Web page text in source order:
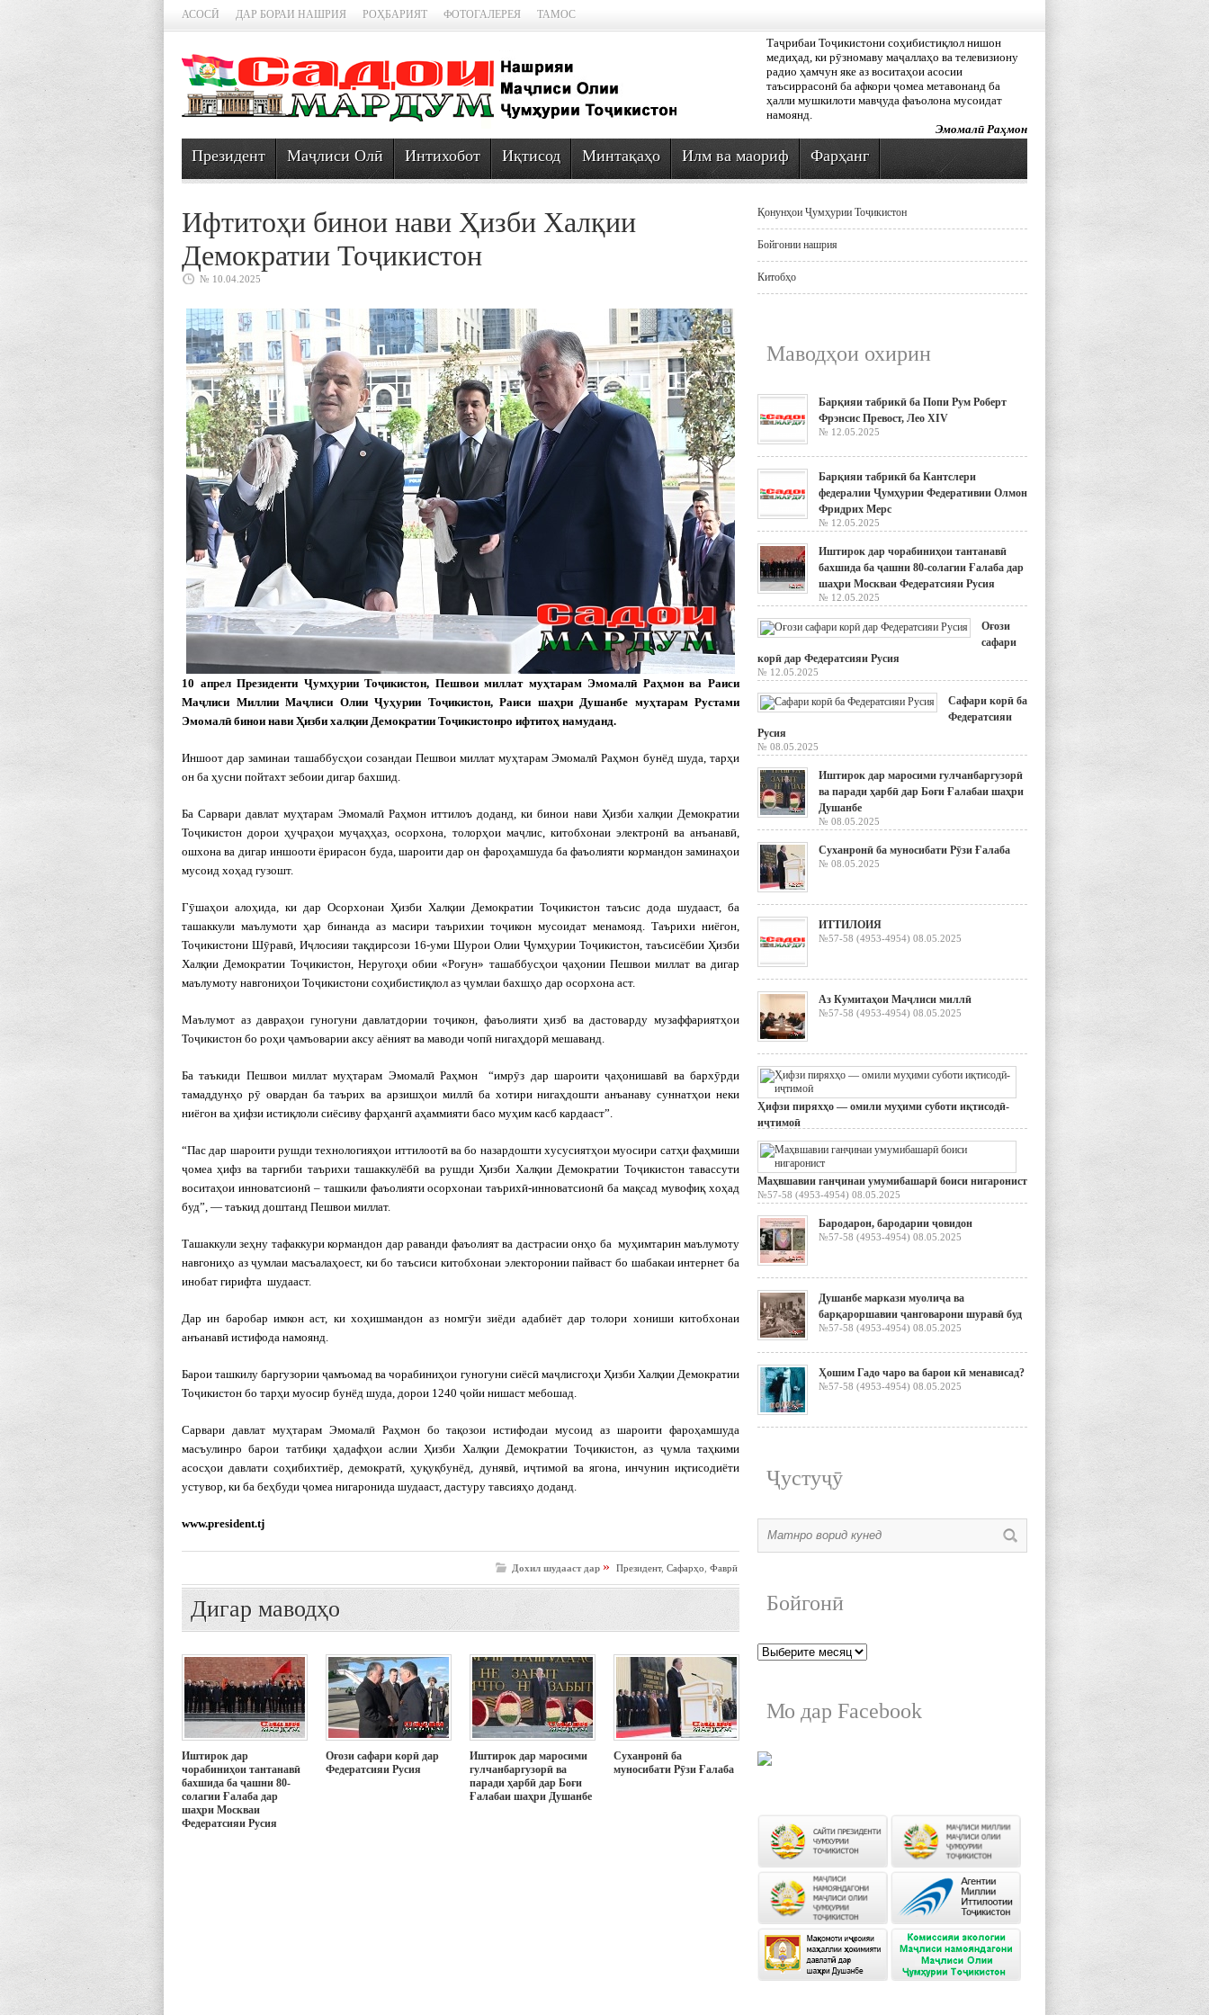
АСОСӢ ДАР БОРАИ НАШРИЯ РОҲБАРИЯТ ФОТОГАЛЕРЕЯ ТАМОС
Таҷрибаи Тоҷикистони соҳибистиқлол нишон
медиҳад, ки рӯзномаву маҷаллаҳо ва телевизиону
радио ҳамчун яке аз воситаҳои асосии
таъсиррасонӣ ба афкори ҷомеа метавонанд ба
ҳалли мушкилоти мавҷуда фаъолона мусоидат
намоянд.
Эмомалӣ Раҳмон
Президент Маҷлиси Олӣ Интихобот Иқтисод Минтақаҳо Илм ва маориф Фарҳанг
Ифтитоҳи бинои нави Ҳизби Халқии
Демократии Тоҷикистон
№ 10.04.2025
10 апрел Президенти Ҷумҳурии Тоҷикистон, Пешвои миллат муҳтарам Эмомалӣ Раҳмон ва Раиси
Маҷлиси Миллии Маҷлиси Олии Ҷуҳурии Тоҷикистон, Раиси шаҳри Душанбе муҳтарам Рустами
Эмомалӣ бинои нави Ҳизби халқии Демократии Тоҷикистонро ифтитоҳ намуданд.
Иншоот дар заминаи ташаббусҳои созандаи Пешвои миллат муҳтарам Эмомалӣ Раҳмон бунёд шуда, тарҳи
он ба ҳусни пойтахт зебоии дигар бахшид.
Ба Сарвари давлат муҳтарам Эмомалӣ Раҳмон иттилоъ доданд, ки бинои нави Ҳизби халқии Демократии
Тоҷикистон дорои ҳуҷраҳои муҷаҳҳаз, осорхона, толорҳои маҷлис, китобхонаи электронӣ ва анъанавӣ,
ошхона ва дигар иншооти ёрирасон буда, шароити дар он фароҳамшуда ба фаъолияти кормандон заминаҳои
мусоид хоҳад гузошт.
Гӯшаҳои алоҳида, ки дар Осорхонаи Ҳизби Халқии Демократии Тоҷикистон таъсис дода шудааст, ба
ташаккули маълумоти ҳар бинанда аз масири таърихии тоҷикон мусоидат менамояд. Таърихи ниёгон,
Тоҷикистони Шӯравӣ, Иҷлосияи тақдирсози 16-уми Шурои Олии Ҷумҳурии Тоҷикистон, таъсисёбии Ҳизби
Халқии Демократии Тоҷикистон, Неругоҳи обии «Роғун» ташаббусҳои ҷаҳонии Пешвои миллат ва дигар
маълумоту навгониҳои Тоҷикистони соҳибистиқлол аз ҷумлаи бахшҳо дар осорхона аст.
Маълумот аз давраҳои гуногуни давлатдории тоҷикон, фаъолияти ҳизб ва дастоварду музаффариятҳои
Тоҷикистон бо роҳи ҷамъоварии аксу аёният ва маводи чопӣ нигаҳдорӣ мешаванд.
Ба таъкиди Пешвои миллат муҳтарам Эмомалӣ Раҳмон “имрӯз дар шароити ҷаҳонишавӣ ва бархӯрди
тамаддунҳо рӯ овардан ба таърих ва арзишҳои миллӣ ба хотири нигаҳдошти анъанаву суннатҳои неки
ниёгон ва ҳифзи истиқлоли сиёсиву фарҳангӣ аҳаммияти басо муҳим касб кардааст”.
“Пас дар шароити рушди технологияҳои иттилоотӣ ва бо назардошти хусусиятҳои муосири сатҳи фаҳмиши
ҷомеа ҳифз ва тарғиби таърихи ташаккулёбӣ ва рушди Ҳизби Халқии Демократии Тоҷикистон тавассути
воситаҳои инноватсионӣ – ташкили фаъолияти осорхонаи таърихӣ-инноватсионӣ ба мақсад мувофиқ хоҳад
буд”, — таъкид доштанд Пешвои миллат.
Ташаккули зеҳну тафаккури кормандон дар раванди фаъолият ва дастрасии онҳо ба муҳимтарин маълумоту
навгониҳо аз ҷумлаи масъалаҳоест, ки бо таъсиси китобхонаи электоронии пайваст бо шабакаи интернет ба
инобат гирифта шудааст.
Дар ин баробар имкон аст, ки хоҳишмандон аз номгӯи зиёди адабиёт дар толори хониши китобхонаи
анъанавӣ истифода намоянд.
Барои ташкилу баргузории ҷамъомад ва чорабиниҳои гуногуни сиёсӣ маҷлисгоҳи Ҳизби Халқии Демократии
Тоҷикистон бо тарҳи муосир бунёд шуда, дорои 1240 ҷойи нишаст мебошад.
Сарвари давлат муҳтарам Эмомалӣ Раҳмон бо тақозои истифодаи мусоид аз шароити фароҳамшуда
масъулинро барои татбиқи ҳадафҳои аслии Ҳизби Халқии Демократии Тоҷикистон, аз ҷумла таҳкими
асосҳои давлати соҳибихтиёр, демократӣ, ҳуқуқбунёд, дунявӣ, иҷтимоӣ ва ягона, инчунин иқтисодиёти
устувор, ки ба беҳбуди ҷомеа нигаронида шудааст, дастуру тавсияҳо доданд.
www.president.tj
Дохил шудааст дар » Президент, Сафарҳо Фаврӣ
Дигар маводҳо
Иштирок дар
чорабиниҳои тантанавӣ
бахшида ба ҷашни 80-
солагии Ғалаба дар
шаҳри Москваи
Федератсияи Русия
Оғози сафари корӣ дар
Федератсияи Русия
Иштирок дар маросими
гулчанбаргузорӣ ва
паради ҳарбӣ дар Боғи
Ғалабаи шаҳри Душанбе
Суханронӣ ба
муносибати Рӯзи Ғалаба
Қонунҳои Ҷумҳурии Тоҷикистон
Бойгонии нашрия
Китобҳо
Маводҳои охирин
Барқияи табрикӣ ба Попи Рум Роберт
Фрэнсис Превост, Лео XIV
№ 12.05.2025
Барқияи табрикӣ ба Кантслери
федералии Ҷумҳурии Федеративии Олмон
Фридрих Мерс
№ 12.05.2025
Иштирок дар чорабиниҳои тантанавӣ
бахшида ба ҷашни 80-солагии Ғалаба дар
шаҳри Москваи Федератсияи Русия
№ 12.05.2025
Оғози
сафари
корӣ дар Федератсияи Русия
№ 12.05.2025
Сафари корӣ ба
Федератсияи
Русия
№ 08.05.2025
Иштирок дар маросими гулчанбаргузорӣ
ва паради ҳарбӣ дар Боғи Ғалабаи шаҳри
Душанбе
№ 08.05.2025
Суханронӣ ба муносибати Рӯзи Ғалаба
№ 08.05.2025
ИТТИЛОИЯ
№57-58 (4953-4954) 08.05.2025
Аз Кумитаҳои Маҷлиси миллӣ
№57-58 (4953-4954) 08.05.2025
Ҳифзи пиряхҳо — омили муҳими суботи иқтисодӣ-
иҷтимоӣ
Маҳвшавии ганҷинаи умумибашарӣ боиси нигаронист
№57-58 (4953-4954) 08.05.2025
Бародарон, бародарии ҷовидон
№57-58 (4953-4954) 08.05.2025
Душанбе маркази муолиҷа ва
барқароршавии ҷанговарони шуравӣ буд
№57-58 (4953-4954) 08.05.2025
Ҳошим Гадо чаро ва барои кӣ менависад?
№57-58 (4953-4954) 08.05.2025
Ҷустуҷӯ
Бойгонӣ
Мо дар Facebook